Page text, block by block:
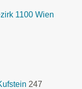
1100 Wien
247